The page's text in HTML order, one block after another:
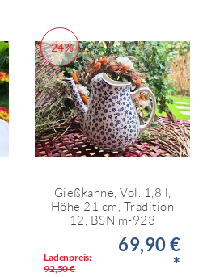
-24%
Gießkanne, Vol. 1,8 l,
Höhe 21 cm, Tradition
12, BSN m-923
Ladenpreis:
92,50 €
69,90 €
*